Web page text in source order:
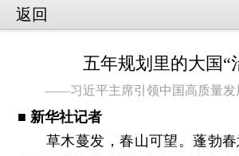
返回
五年规划里的大国“
——习近平主席引领中国高质量发
■ 新华社记者
草木蔓发，春山可望。蓬勃